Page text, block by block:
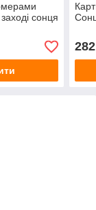
сонця
282